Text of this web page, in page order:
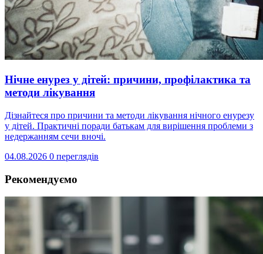
Нічне енурез у дітей: причини, профілактика та
методи лікування
Дізнайтеся про причини та методи лікування нічного енурезу
у дітей. Практичні поради батькам для вирішення проблеми з
недержанням сечи вночі.
04.08.2026 0 переглядів
Рекомендуємо